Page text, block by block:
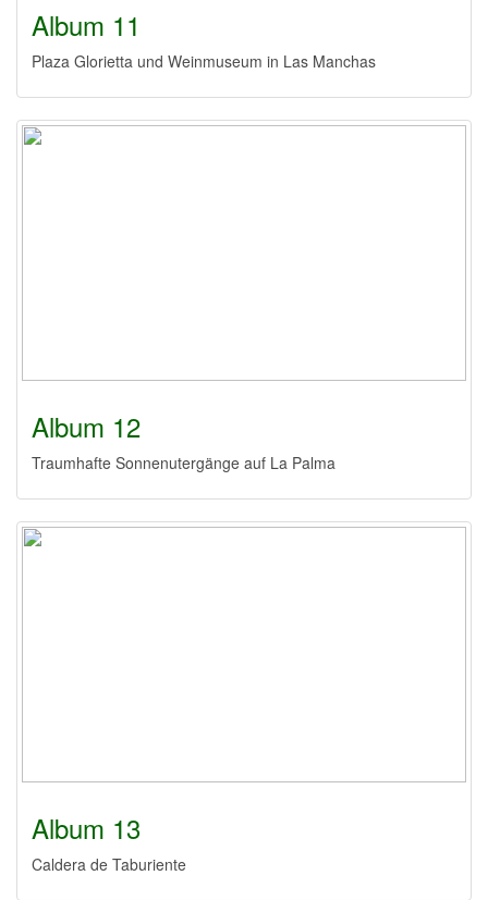
Album 11
Plaza Glorietta und Weinmuseum in Las Manchas
Album 12
Traumhafte Sonnenutergänge auf La Palma
Album 13
Caldera de Taburiente